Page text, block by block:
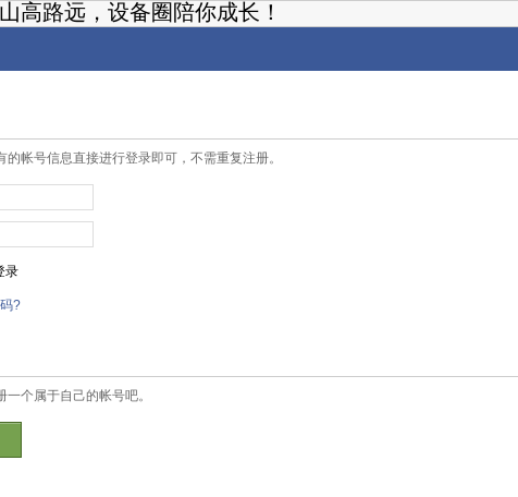
高路远，设备圈陪你成长！
帐号信息直接进行登录即可，不需重复注册。
录
?
个属于自己的帐号吧。